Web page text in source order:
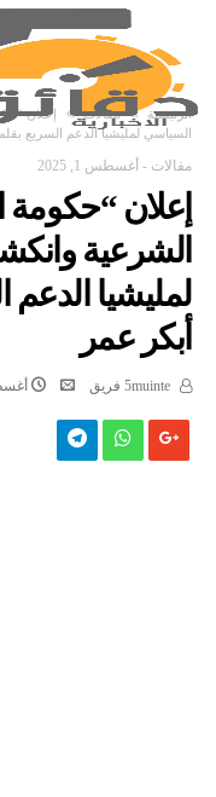
‫الرئيسية‬ مقالات
إعلان
السياسي لمليشيا الدعم السريع
مقالات - أغسطس 1, 2025
إعلان
الشرعية
لمليشيا الدعم
أبكر عمر